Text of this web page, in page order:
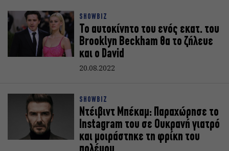
SHOWBIZ
Το αυτοκίνητο του ενός εκατ. του
Brooklyn Beckham θα το ζήλευε
και ο David
20.08.2022
SHOWBIZ
Ντέιβιντ Μπέκαμ: Παραχώρησε το
Instagram του σε Ουκρανή γιατρό
και μοιράστηκε τη φρίκη του